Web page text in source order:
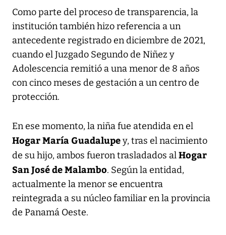
Como parte del proceso de transparencia, la
institución también hizo referencia a un
antecedente registrado en diciembre de 2021,
cuando el Juzgado Segundo de Niñez y
Adolescencia remitió a una menor de 8 años
con cinco meses de gestación a un centro de
protección.
En ese momento, la niña fue atendida en el
Hogar María Guadalupey, tras el nacimiento
de su hijo, ambos fueron trasladados alHogar
San José de Malambo. Según la entidad,
actualmente la menor se encuentra
reintegrada a su núcleo familiar en la provincia
de Panamá Oeste.